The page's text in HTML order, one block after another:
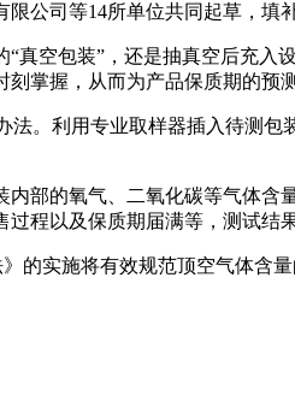
公司等14所单位共同起草，填
真空包装”，还是抽真空后充
掌握，从而为产品保质期的预
法。利用专业取样器插入待测
部的氧气、二氧化碳等气体
程以及保质期届满等，测试结
的实施将有效规范顶空气体